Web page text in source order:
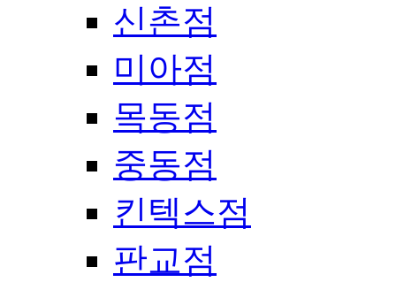
신촌점
미아점
목동점
중동점
킨텍스점
판교점